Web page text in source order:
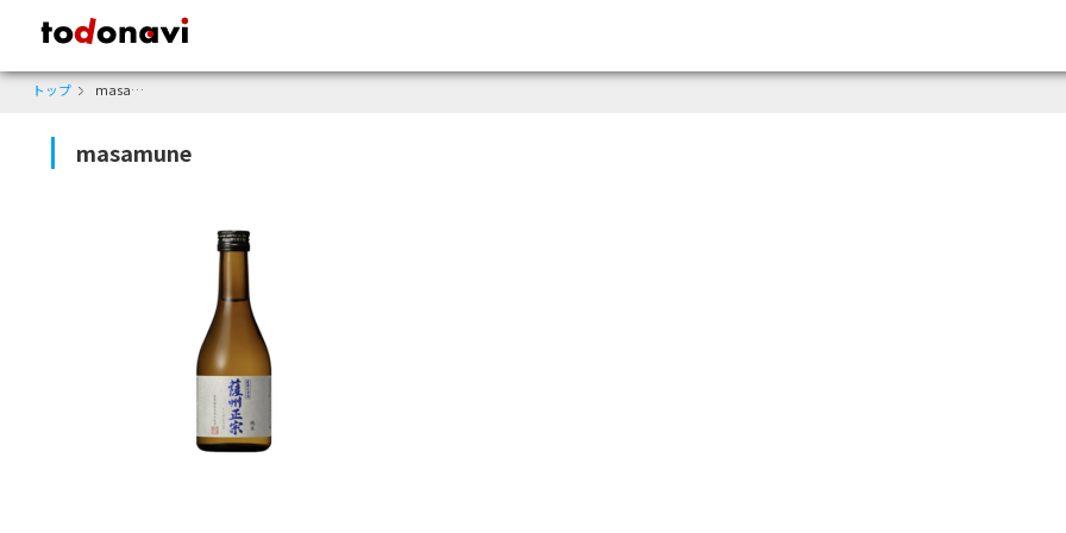
todonavi - 鹿児島のクーポンサイト、様々なジャンルのクーポンが見つかる
トップ masamune
masamune